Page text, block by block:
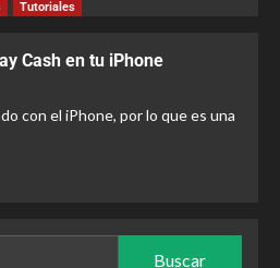
Tutoriales
Cash en tu iPhone
con el iPhone, por lo que es una